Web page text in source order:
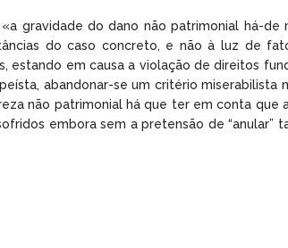
gravidade do dano não patrimonial há-de
do caso concreto, e não à luz de
estando em causa a violação de direitos
abandonar-se um critério miserabilista
não patrimonial há que ter em conta que
embora sem a pretensão de “anular”